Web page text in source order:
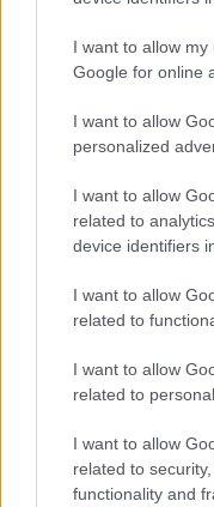
I want to allow
Google for online
I want to allow
personalized
I want to allow
related to
device identifiers
I want to allow
related to
I want to allow
related to
I want to allow
related to
functionality and
Bladerunnaz
(Magyar
promóterek
rerecorder•2018. február 06.
A hazai
most a magyar